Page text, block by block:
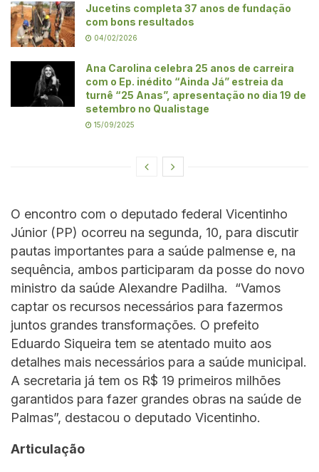
Jucetins completa 37 anos de fundação
com bons resultados
04/02/2026
Ana Carolina celebra 25 anos de carreira
com o Ep. inédito “Ainda Já” estreia da
turnê “25 Anas”, apresentação no dia 19 de
setembro no Qualistage
15/09/2025
O encontro com o deputado federal Vicentinho
Júnior (PP) ocorreu na segunda, 10, para discutir
pautas importantes para a saúde palmense e, na
sequência, ambos participaram da posse do novo
ministro da saúde Alexandre Padilha. “Vamos
captar os recursos necessários para fazermos
juntos grandes transformações. O prefeito
Eduardo Siqueira tem se atentado muito aos
detalhes mais necessários para a saúde municipal.
A secretaria já tem os R$ 19 primeiros milhões
garantidos para fazer grandes obras na saúde de
Palmas”, destacou o deputado Vicentinho.
Articulação